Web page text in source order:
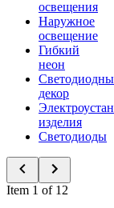
освещения
Наружное
освещение
Гибкий
неон
декор
изделия
Светодиоды
Item 1 of 12